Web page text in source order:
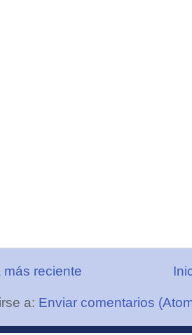
más reciente
a: Enviar comentarios